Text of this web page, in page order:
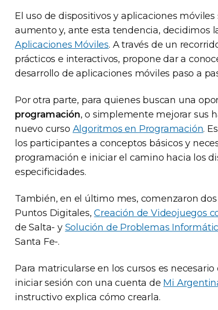
El uso de dispositivos y aplicaciones
aumento y, ante esta tendencia, decidimos
Aplicaciones Móviles. A través de un
prácticos e interactivos, propone dar a
desarrollo de aplicaciones móviles paso a
Por otra parte, para quienes buscan una
programación, o simplemente mejorar sus
nuevo curso Algoritmos en Programación.
los participantes a conceptos básicos y
programación e iniciar el camino hacia los
especificidades.
También, en el último mes, comenzaron
Puntos Digitales,Creación de Videojuegos
de Salta- y Solución de Problemas
Santa Fe-.
Para matricularse en los cursos es
iniciar sesión con una cuenta de Mi
instructivo explica cómo crearla.